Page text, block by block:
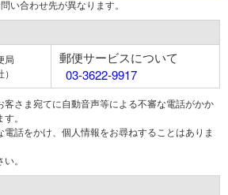
い合わせ先が異なります。
局
郵便サービスについて
03-3622-9917
客さま宛てに自動音声等による不審な電話がかか
。
話をかけ、個人情報をお尋ねすることはありま
。